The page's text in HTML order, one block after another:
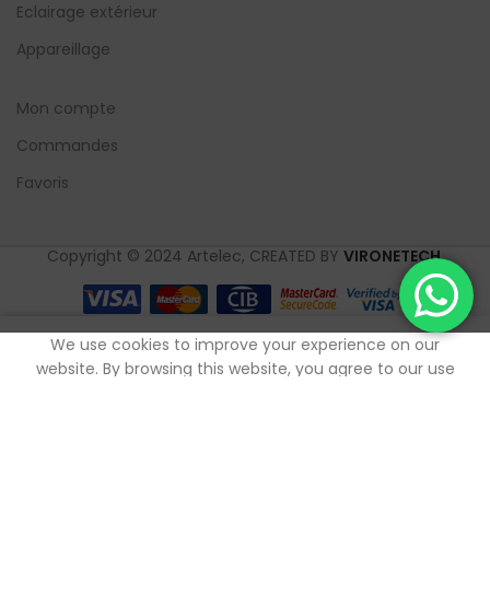
Eclairage extérieur
Appareillage
Mon compte
Commandes
Favoris
Copyright © 2024 Artelec, CREATED BY VIRONETECH.
We use cookies to improve your experience on our
website. By browsing this website, you agree to our use
Mes favoris
Panier
Mon compte